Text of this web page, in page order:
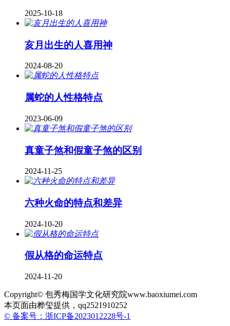
2025-10-18
亥月出生的人喜用神
2024-08-20
属蛇的人性格特点
2023-06-09
真童子煞和假童子煞的区别
2024-11-25
六种火命的特点和差异
2024-10-20
假从格的命运特点
2024-11-20
Copyright© 包秀梅国学文化研究院www.baoxiumei.com
本页面由桦玺提供，qq2521910252
© 备案号：浙ICP备2023012228号-1